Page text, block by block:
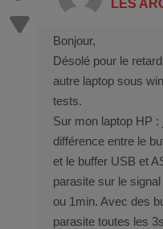
LES
Bonjour,
Désolé pour le
autre laptop sous
tests.
Sur mon laptop HP
différence entre le
et le buffer USB et
parasite sur le
ou 1min. Avec des
parasite toutes les